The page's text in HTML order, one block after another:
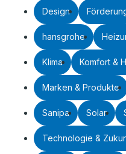
Design
hansgrohe
Klima Komfort &
Marken & Produkte
Sanipa Solar
Technologie &